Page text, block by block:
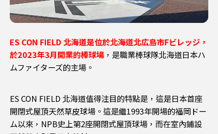
ES CON FIELD 北海道是位於北海道北広島市Fビレッジ，
於2023年3月開業的棒球場 ，是職業棒球隊北海道日本ハ
ムファイターズ的主場。
ES CON FIELD 北海道值得注目的特點是，這是日本首座
開閉式屋頂天然草皮球場。這是繼1993年開場的福岡ドー
ム以來，NPB史上第2座開閉式屋頂球場，而在室內鋪設